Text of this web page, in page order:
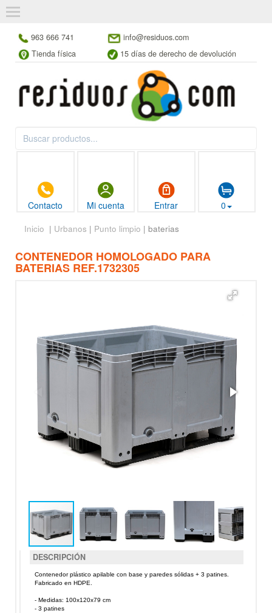
963 666 741
info@residuos.com
Tienda física
15 días de derecho de devolución
Contacto Mi cuenta Entrar 0
Inicio | Urbanos | Punto limpio | baterias
CONTENEDOR HOMOLOGADO PARA
BATERIAS REF.1732305
DESCRIPCIÓN
Contenedor plástico apilable con base y paredes sólidas + 3 patines.
Fabricado en HDPE.
- Medidas: 100x120x79 cm
- 3 patines